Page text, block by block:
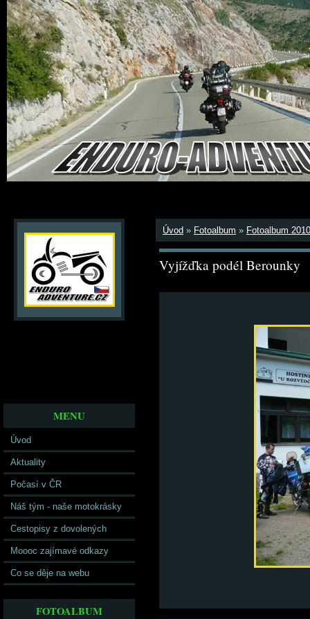
MENU
Úvod
Aktuality
Počasí v ČR
Náš tým - naše motokrásky
Cestopisy z dovolených
Moooc zajímavé odkazy
Co se děje na webu
FOTOALBUM
Úvod » Fotoalbum » Fotoalbum 2010
Vyjížďka podél Berounky